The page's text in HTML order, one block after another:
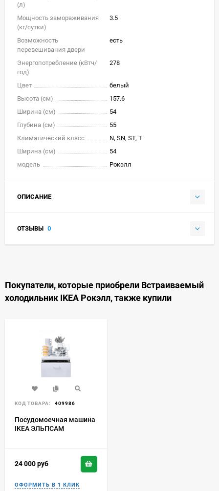
(л)
Мощность замораживания
(кг/cутки)
3.5
Возможность
перевешивания двери
есть
Энергопотребление (кВтч/
год)
278
Цвет
белый
Высота (см)
157.6
Ширина (см)
54
Глубина (см)
55
Климатический класс
N, SN, ST, T
Ширина (см)
54
модель
Рокэлл
ОПИСАНИЕ
ОТЗЫВЫ 0
Покупатели, которые приобрели Встраиваемый
холодильник IKEA Рокэлл, также купили
КОД ТОВАРА: 409986
Посудомоечная машина
IKEA ЭЛЬПСАМ
24 000руб